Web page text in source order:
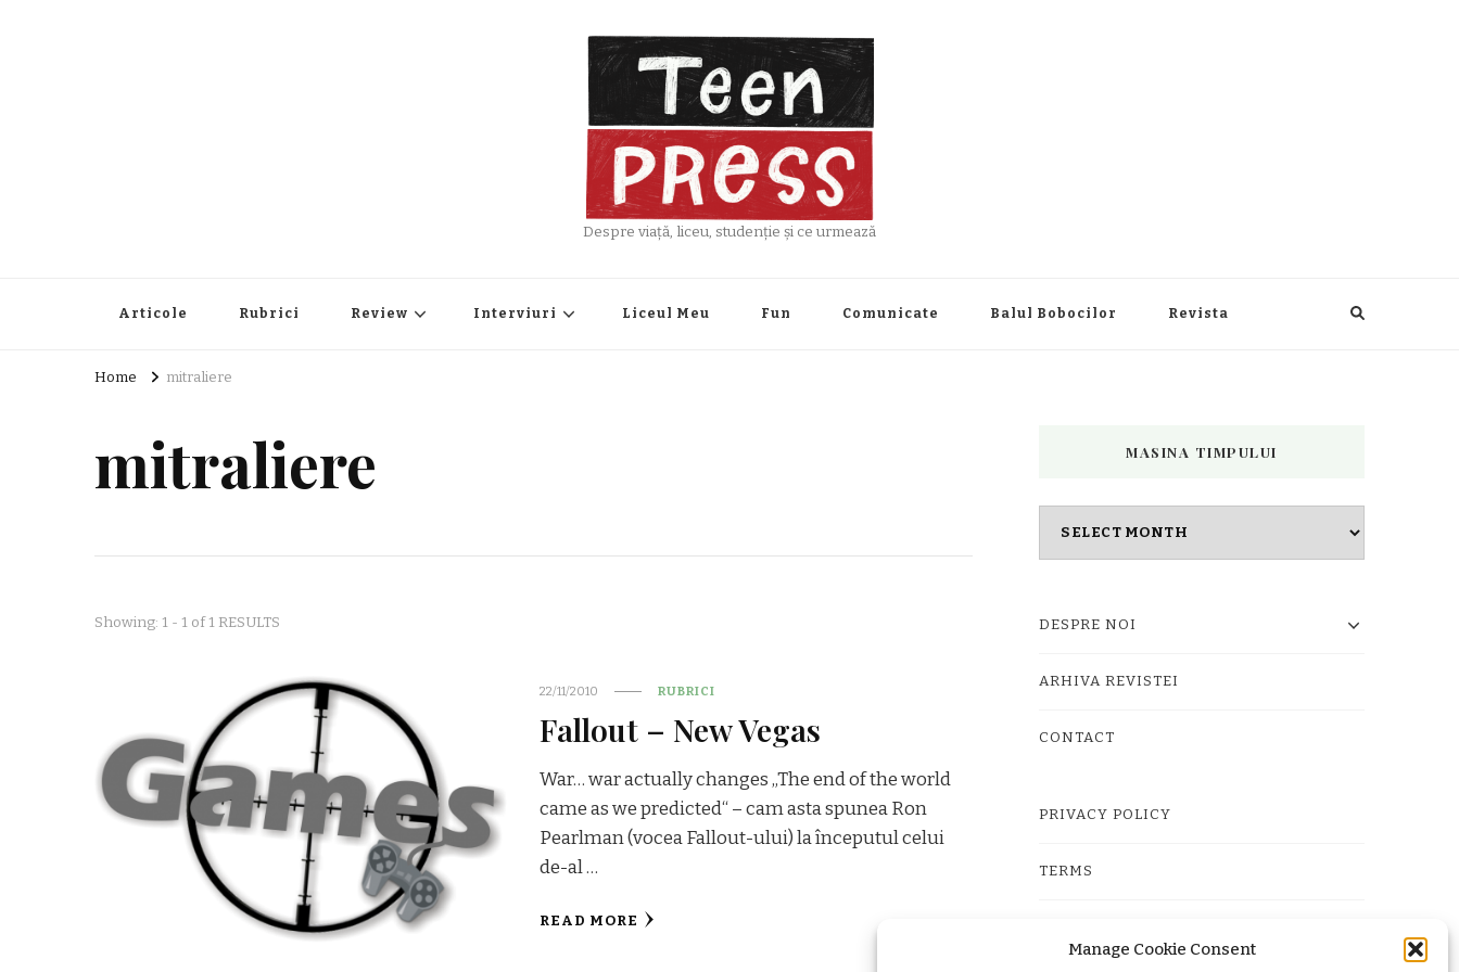
Manage Cookie Consent
Despre viață, liceu, studenție și ce urmează
Articole Rubrici Review Interviuri Liceul Meu Fun Comunicate Balul Bobocilor Revista
Home mitraliere
mitraliere
Showing: 1 - 1 of 1 RESULTS
22/11/2010 RUBRICI
Fallout – New Vegas
War… war actually changes „The end of the world
came as we predicted“ – cam asta spunea Ron
Pearlman (vocea Fallout-ului) la începutul celui
de-al …
READ MORE
MASINA TIMPULUI
DESPRE NOI
ARHIVA REVISTEI
CONTACT
PRIVACY POLICY
TERMS